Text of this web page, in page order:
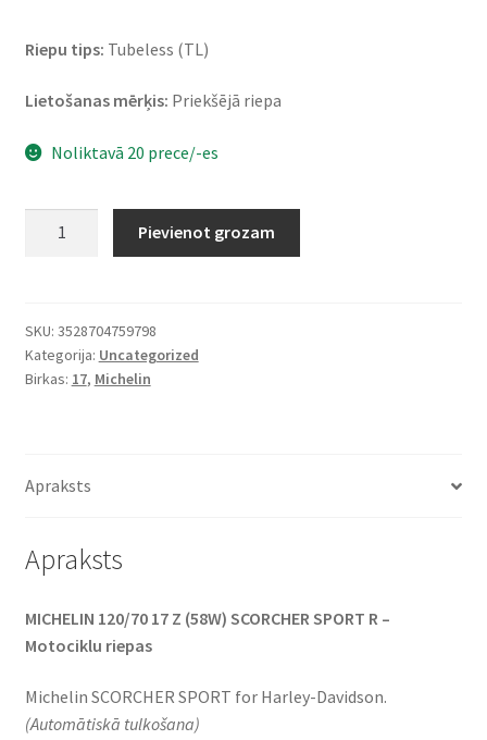
Riepu tips: Tubeless (TL)
Lietošanas mērķis: Priekšējā riepa
Noliktavā 20 prece/-es
ZR
17
(58W)
Pievienot grozam
SKU: 3528704759798
Kategorija: Uncategorized
Birkas: 17, Michelin
Apraksts
Apraksts
MICHELIN 120/70 17 Z (58W) SCORCHER SPORT R –
Motociklu riepas
Michelin SCORCHER SPORT for Harley-Davidson.
(Automātiskā tulkošana)